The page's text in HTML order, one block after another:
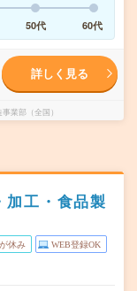
50代 60代
詳しく見る
業部（全国）
加工・食品製
休み WEB登録OK